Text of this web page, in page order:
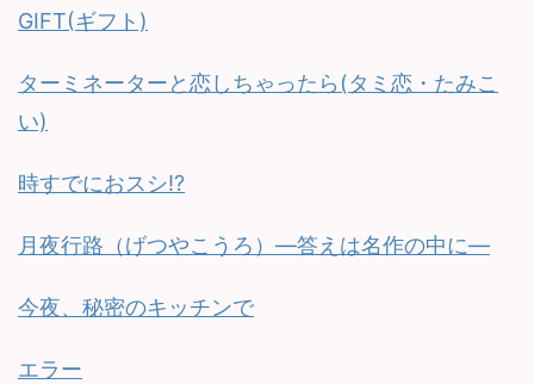
GIFT(ギフト)
ターミネーターと恋しちゃったら(タミ恋・たみこ
い)
時すでにおスシ!?
月夜行路（げつやこうろ）—答えは名作の中に—
今夜、秘密のキッチンで
エラー